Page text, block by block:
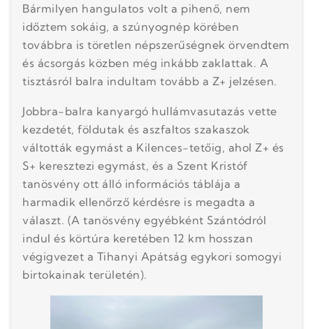
Bármilyen hangulatos volt a pihenő, nem
időztem sokáig, a szúnyognép körében
továbbra is töretlen népszerűségnek örvendtem
és ácsorgás közben még inkább zaklattak. A
tisztásról balra indultam tovább a Z+ jelzésen.
Jobbra-balra kanyargó hullámvasutazás vette
kezdetét, földutak és aszfaltos szakaszok
váltották egymást a Kilences-tetőig, ahol Z+ és
S+ keresztezi egymást, és a Szent Kristóf
tanösvény ott álló információs táblája a
harmadik ellenőrző kérdésre is megadta a
választ. (A tanösvény egyébként Szántódról
indul és körtúra keretében 12 km hosszan
végigvezet a Tihanyi Apátság egykori somogyi
birtokainak területén).